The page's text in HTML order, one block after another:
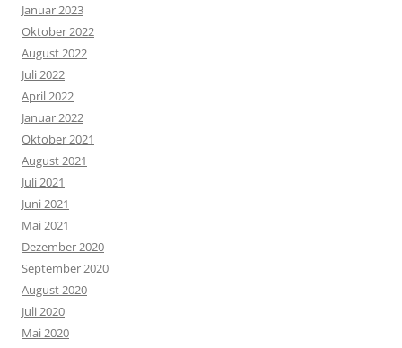
Januar 2023
Oktober 2022
August 2022
Juli 2022
April 2022
Januar 2022
Oktober 2021
August 2021
Juli 2021
Juni 2021
Mai 2021
Dezember 2020
September 2020
August 2020
Juli 2020
Mai 2020